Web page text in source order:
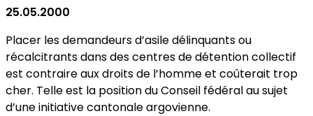
25.05.2000
Placer les demandeurs d’asile délinquants ou
récalcitrants dans des centres de détention collectif
est contraire aux droits de l’homme et coûterait trop
cher. Telle est la position du Conseil fédéral au sujet
d’une initiative cantonale argovienne.